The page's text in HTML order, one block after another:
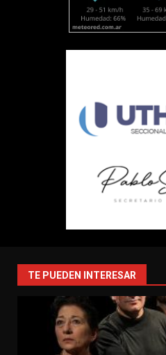
TE PUEDEN INTERESAR